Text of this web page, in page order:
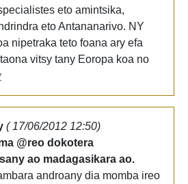
eto amintsika,
eto Antananarivo. NY
nipetraka teto foana ary efa
vitsy tany Eoropa koa no
( 17/06/2012 12:50)
@reo dokotera
ao madagasikara ao.
androany dia momba ireo